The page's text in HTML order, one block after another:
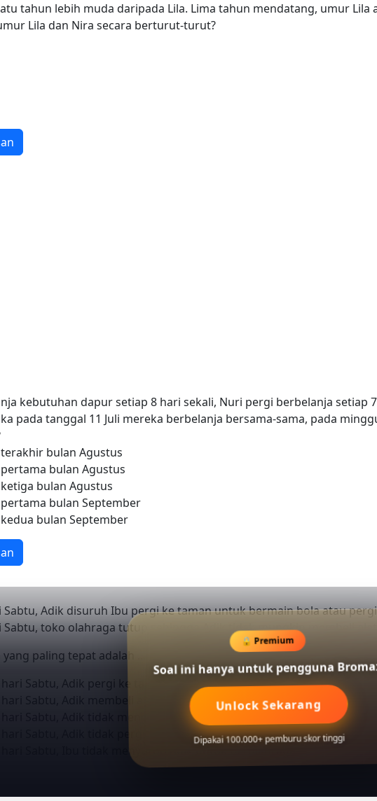
tahun lebih muda daripada Lila. Lima tahun mendatang, umur Lila
Lila dan Nira secara berturut-turut?
kebutuhan dapur setiap 8 hari sekali, Nuri pergi berbelanja setiap
pada tanggal 11 Juli mereka berbelanja bersama-sama, pada
bulan Agustus
bulan Agustus
bulan Agustus
bulan September
bulan September
Sabtu, Adik disuruh Ibu pergi ke taman untuk bermain bola atau
Sabtu, toko olahraga tutup sehingga Adik tidak mungkin membeli
paling tepat adalah ....
hari Sabtu, Adik pergi ke taman untuk bermain bola
hari Sabtu, Adik membeli alat olahraga di toko lain
hari Sabtu, Adik tidak mengikuti permintaan ibu
hari Sabtu, Adik tidak pergi ke taman untuk bermain bola
hari Sabtu, Ibu tidak menyuruh Adik untuk berolahraga
🔒 Premium
Soal ini hanya untuk pengguna
Unlock Sekarang
Dipakai 100.000+ pemburu skor tinggi